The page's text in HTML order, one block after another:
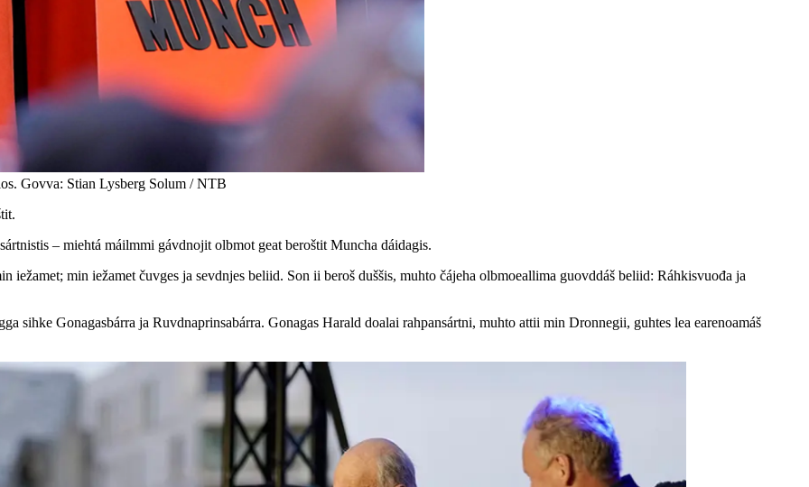
Govva: Stian Lysberg Solum / NTB
– miehtá máilmmi gávdnojit olbmot geat beroštit Muncha dáidagis.
iežamet; min iežamet čuvges ja sevdnjes beliid. Son ii beroš duššis, muhto čájeha olbmoeallima guovddáš beliid: Ráhkisvuođa ja
sihke Gonagasbárra ja Ruvdnaprinsabárra. Gonagas Harald doalai rahpansártni, muhto attii min Dronnegii, guhtes lea earenoamáš